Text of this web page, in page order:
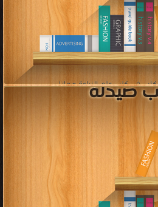
و دكتوراه
و علم النفس
ماجستير و دكتوراه فى الارشاد و علم
النفس مجانا
[ 4 كتاب/كتب ]
الرياضيات
في كتب علم الرياضيات مجانا